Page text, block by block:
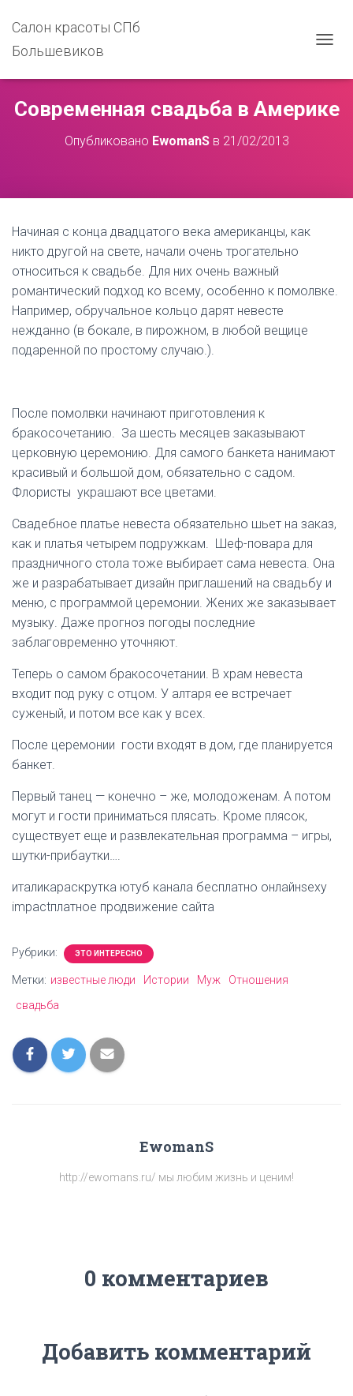
Салон красоты СПб
Большевиков
Р
К
Ь
А
Современная свадьба в Америке
Опубликовано EwomanSв 21/02/2013
Начиная с конца двадцатого века американцы, как
никто другой на свете, начали очень трогательно
относиться к свадьбе. Для них очень важный
романтический подход ко всему, особенно к помолвке.
Например, обручальное кольцо дарят невесте
нежданно (в бокале, в пирожном, в любой вещице
подаренной по простому случаю.).
После помолвки начинают приготовления к
бракосочетанию. За шесть месяцев заказывают
церковную церемонию. Для самого банкета нанимают
красивый и большой дом, обязательно с садом.
Флористы украшают все цветами.
Свадебное платье невеста обязательно шьет на заказ,
как и платья четырем подружкам. Шеф-повара для
праздничного стола тоже выбирает сама невеста. Она
же и разрабатывает дизайн приглашений на свадьбу и
меню, с программой церемонии. Жених же заказывает
музыку. Даже прогноз погоды последние
заблаговременно уточняют.
Теперь о самом бракосочетании. В храм невеста
входит под руку с отцом. У алтаря ее встречает
суженый, и потом все как у всех.
После церемонии гости входят в дом, где планируется
банкет.
Первый танец — конечно – же, молодоженам. А потом
могут и гости приниматься плясать. Кроме плясок,
существует еще и развлекательная программа – игры,
шутки-прибаутки….
италикараскрутка ютуб канала бесплатно онлайнsexy
impactплатное продвижение сайта
Рубрики: ЭТО ИНТЕРЕСНО
Метки: известные люди Истории Муж
Отношения
свадьба
EwomanS
http://ewomans.ru/ мы любим жизнь и ценим!
0 комментариев
Добавить комментарий